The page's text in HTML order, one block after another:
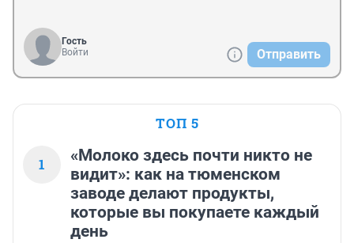
Гость
Войти
Отправить
ТОП 5
1
«Молоко здесь почти никто не
видит»: как на тюменском
заводе делают продукты,
которые вы покупаете каждый
день